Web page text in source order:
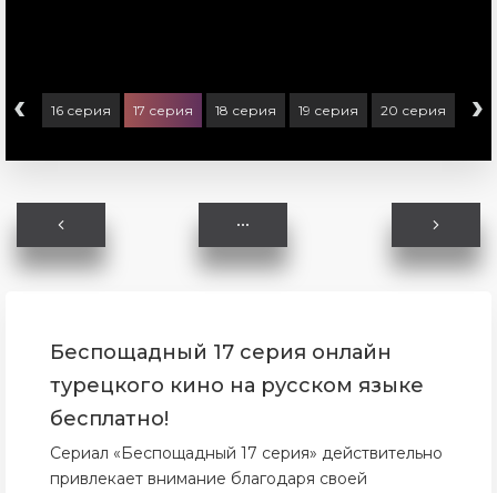
‹ 16 серия 17 серия 18 серия 19 серия 20 серия ›
Беспощадный 17 серия онлайн
турецкого кино на русском языке
бесплатно!
Сериал «Беспощадный 17 серия» действительно
привлекает внимание благодаря своей